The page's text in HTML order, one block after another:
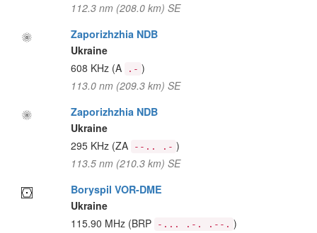
112.3 nm (208.0 km) SE
Zaporizhzhia NDB
Ukraine
608 KHz (A .- )
113.0 nm (209.3 km) SE
Zaporizhzhia NDB
Ukraine
295 KHz (ZA --.. .- )
113.5 nm (210.3 km) SE
Boryspil VOR-DME
Ukraine
115.90 MHz (BRP -... .-. .--. )